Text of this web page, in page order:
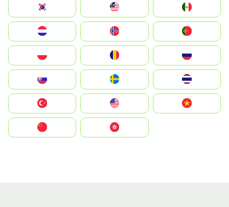
South Korea
United States
中國香港特別行政區